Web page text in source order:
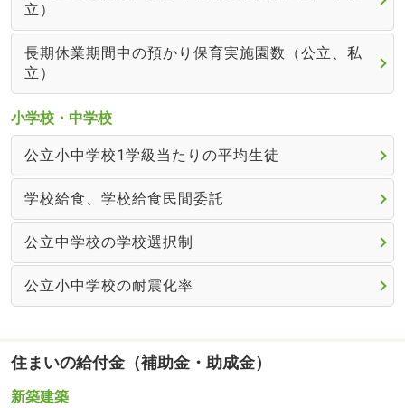
立）
長期休業期間中の預かり保育実施園数（公立、私
立）
小学校・中学校
公立小中学校1学級当たりの平均生徒
学校給食、学校給食民間委託
公立中学校の学校選択制
公立小中学校の耐震化率
住まいの給付金（補助金・助成金）
新築建築